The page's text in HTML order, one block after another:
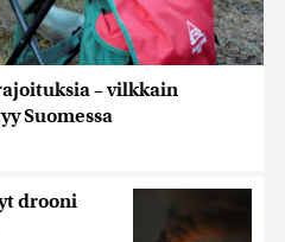
– vilkkain
Suomessa
drooni